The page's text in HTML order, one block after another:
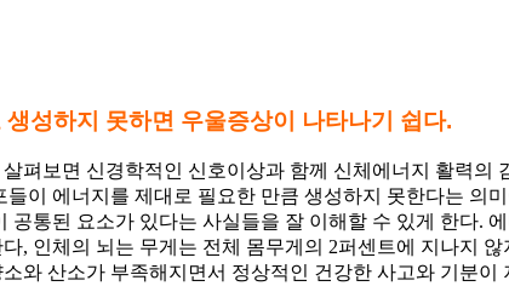
성하지 못하면 우울증상이 나타나기 쉽다.
펴보면 신경학적인 신호이상과 함께 신체에너지 활력
이 에너지를 제대로 필요한 만큼 생성하지 못한다는 의
공통된 요소가 있다는 사실들을 잘 이해할 수 있게 한다.
, 인체의 뇌는 무게는 전체 몸무게의 2퍼센트에 지나지
와 산소가 부족해지면서 정상적인 건강한 사고와 기분